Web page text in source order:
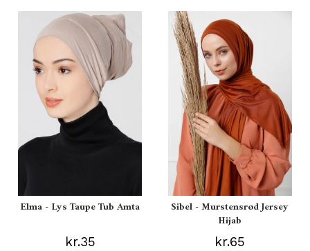
Elma - Lys Taupe Tub Amta
kr.35
Sibel - Murstensrød Jersey
Hijab
kr.65